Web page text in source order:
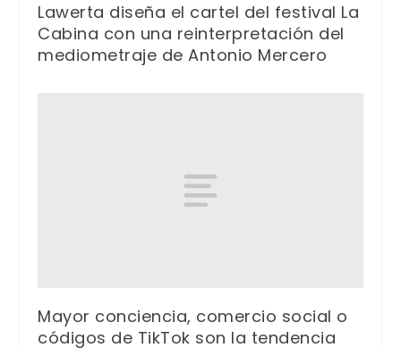
Lawerta diseña el cartel del festival La
Cabina con una reinterpretación del
mediometraje de Antonio Mercero
Mayor conciencia, comercio social o
códigos de TikTok son la tendencia